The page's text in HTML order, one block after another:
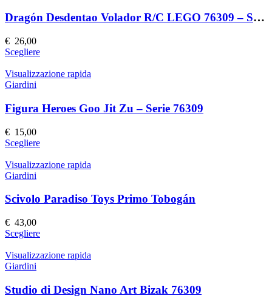
prodotto
Le
scelte
nella
pagina
prodotto
Dragón Desdentao Volador R/C LEGO 76309 – Set Costruzioni Volante
€ 26,00
ScegliereQuesto
ha
Le
opzioni
scelte
nella
pagina
prodotto
Visualizzazione rapida
Giardini
Figura Heroes Goo Jit Zu – Serie 76309
€ 15,00
ScegliereQuesto
ha
Le
scelte
nella
pagina
prodotto
Visualizzazione rapida
Giardini
Scivolo Paradiso Toys Primo Tobogán
€ 43,00
ScegliereQuesto
ha
Le
opzioni
Visualizzazione rapida
Giardini
Studio di Design Nano Art Bizak 76309